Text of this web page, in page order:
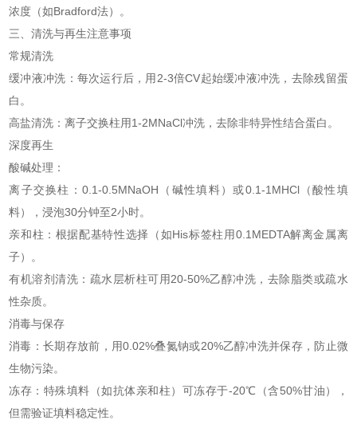
浓度（如Bradford法）。
三、清洗与再生注意事项
常规清洗
缓冲液冲洗：每次运行后，用2-3倍CV起始缓冲液冲洗，去除残留蛋
白。
高盐清洗：离子交换柱用1-2MNaCl冲洗，去除非特异性结合蛋白。
深度再生
酸碱处理：
离子交换柱：0.1-0.5MNaOH（碱性填料）或0.1-1MHCl（酸性填
料），浸泡30分钟至2小时。
亲和柱：根据配基特性选择（如His标签柱用0.1MEDTA解离金属离
子）。
有机溶剂清洗：疏水层析柱可用20-50%乙醇冲洗，去除脂类或疏水
性杂质。
消毒与保存
消毒：长期存放前，用0.02%叠氮钠或20%乙醇冲洗并保存，防止微
生物污染。
冻存：特殊填料（如抗体亲和柱）可冻存于-20℃（含50%甘油），
但需验证填料稳定性。